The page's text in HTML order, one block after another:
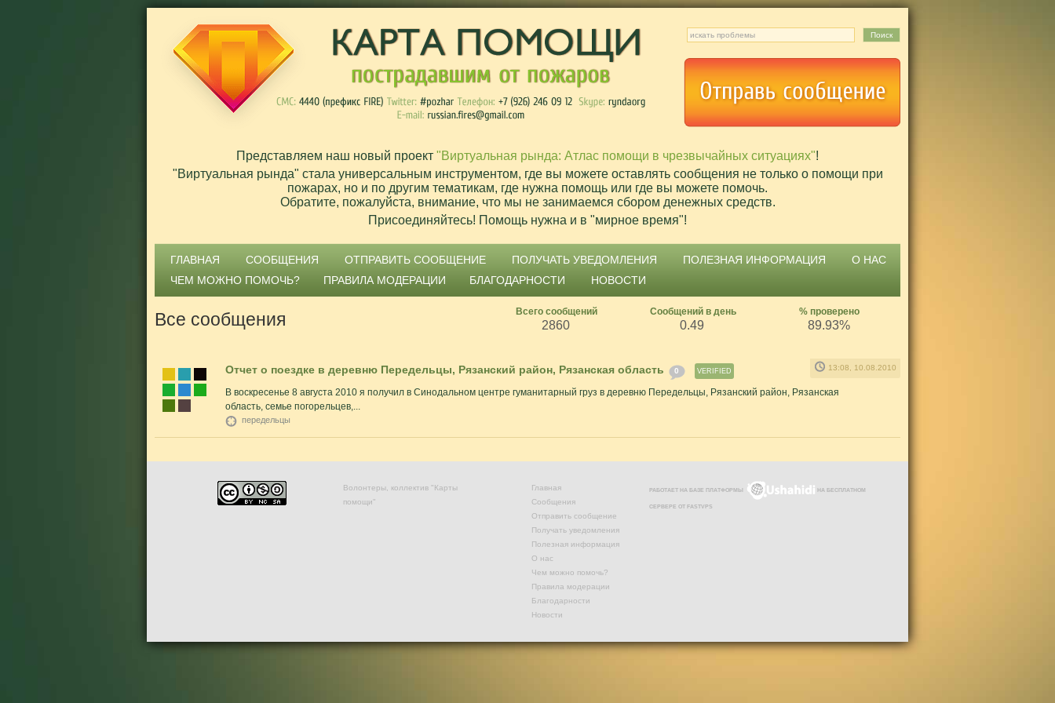
Представляем наш новый проект "Виртуальная рында: Атлас помощи в чрезвычайных ситуациях"!
"Виртуальная рында" стала универсальным инструментом, где вы можете оставлять сообщения не только о помощи при
пожарах, но и по другим тематикам, где нужна помощь или где вы можете помочь.
Обратите, пожалуйста, внимание, что мы не занимаемся сбором денежных средств.
Присоединяйтесь! Помощь нужна и в "мирное время"!
ГЛАВНАЯ СООБЩЕНИЯ ОТПРАВИТЬ СООБЩЕНИЕ ПОЛУЧАТЬ УВЕДОМЛЕНИЯ ПОЛЕЗНАЯ ИНФОРМАЦИЯ
О НАС
ЧЕМ МОЖНО ПОМОЧЬ?
ПРАВИЛА МОДЕРАЦИИ БЛАГОДАРНОСТИ НОВОСТИ
Всего сообщений Сообщений в день % проверено
2860 0.49 89.93%
Все сообщения
Отчет о поездке в деревню Передельцы, Рязанский район, Рязанская область 0 VERIFIED 13:08, 10.08.2010
В воскресенье 8 августа 2010 я получил в Синодальном центре гуманитарный груз в деревню Передельцы, Рязанский район, Рязанская
область, семье погорельцев,...
передельцы
Волонтеры, коллектив "Карты
помощи"
Главная
Сообщения
Отправить сообщение
Получать уведомления
Полезная информация
О нас
Чем можно помочь?
Правила модерации
Благодарности
Новости
РАБОТАЕТ НА БАЗЕ ПЛАТФОРМЫ НА БЕСПЛАТНОМ
СЕРВЕРЕ ОТ FASTVPS